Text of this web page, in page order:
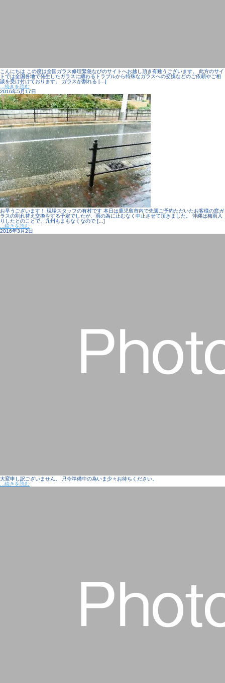
こんにちは この度は全国ガラス修理緊急なびのサイトへお越し頂き有難うございます。 此方のサイ
トでは全国各地で発生したガラスに纏わるトラブルから特殊なガラスへの交換などのご依頼やご相
談を受け付けております。 ガラスが割れる […]
...続きを読む
2016年5月17日
お早うございます！ 現場スタッフの有村です 本日は鹿児島市内で先週ご予約ただいたお客様の窓ガ
ラスの割れ替え交換をする予定でしたが、雨の為に止むなく中止させて頂きました。 沖縄は梅雨入
りしたとのことで、九州もまもなくなので […]
...続きを読む
2016年3月2日
大変申し訳ございません。 只今準備中の為いま少々お待ちください。
...続きを読む